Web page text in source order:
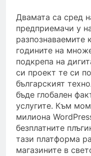
Двамата са сред
предприемачи у
разпознаваемите
годините на
подкрепа на
си проект те си
българският
бъде глобален
услугите. Към
милиона
безплатните
тази платформа
магазините в